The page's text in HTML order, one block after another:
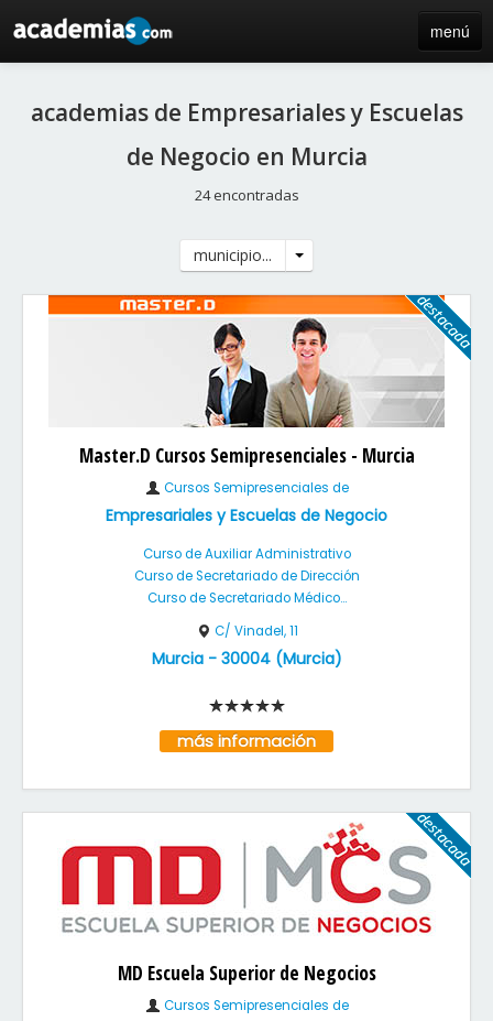
menú
blog
academias de Empresariales y Escuelas
de Negocio en Murcia
24 encontradas
municipio...
Master.D Cursos Semipresenciales - Murcia
Cursos Semipresenciales de
Empresariales y Escuelas de Negocio
Curso de Auxiliar Administrativo
Curso de Secretariado de Dirección
Curso de Secretariado Médico...
C/ Vinadel, 11
Murcia- 30004(Murcia)
más información
MD Escuela Superior de Negocios
Cursos Semipresenciales de